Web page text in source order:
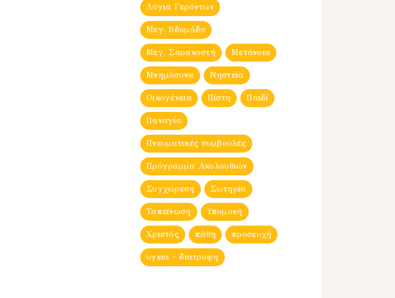
Λόγια Γερόντων
Μεγ. Βδομἀδα
Μεγ. Σαρακοστή Μετάνοια
Μνημόσυνα Νηστεία
Οικογένεια Πίστη Παιδί
Παναγία
Πνευματικές συμβουλές
Πρόγραμμα Ακολουθιών
Συγχώρεση Σωτηρία
Ταπείνωση Υπομονή
Χριστός πάθη προσευχή
υγεια - διατροφη